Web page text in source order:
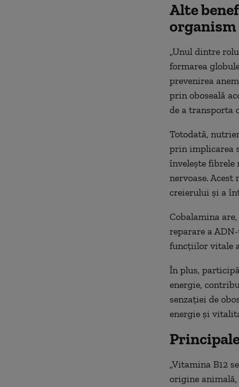
Alte
organism
„Unul dintre
formarea
prevenirea
prin oboseală
de a transporta
Totodată,
prin implicarea
învelește
nervoase.
creierului și a
Cobalamina
reparare a
funcțiilor vitale
În plus,
energie,
senzației de
energie și
„Vitamina B12
origine